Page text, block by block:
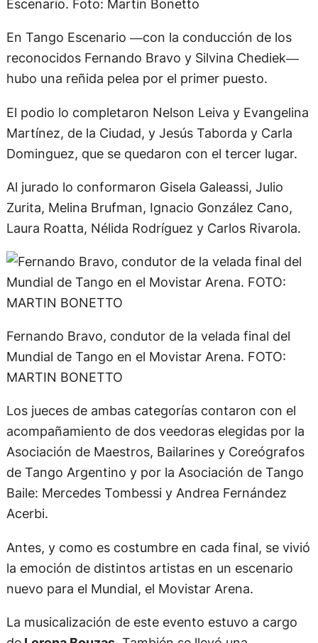
Escenario. Foto: Martín Bonetto
En Tango Escenario ―con la conducción de los
reconocidos Fernando Bravo y Silvina Chediek―
hubo una reñida pelea por el primer puesto.
El podio lo completaron Nelson Leiva y Evangelina
Martínez, de la Ciudad, y Jesús Taborda y Carla
Dominguez, que se quedaron con el tercer lugar.
Al jurado lo conformaron Gisela Galeassi, Julio
Zurita, Melina Brufman, Ignacio González Cano,
Laura Roatta, Nélida Rodríguez y Carlos Rivarola.
Fernando Bravo, condutor de la velada final del
Mundial de Tango en el Movistar Arena. FOTO:
MARTIN BONETTO
Los jueces de ambas categorías contaron con el
acompañamiento de dos veedoras elegidas por la
Asociación de Maestros, Bailarines y Coreógrafos
de Tango Argentino y por la Asociación de Tango
Baile: Mercedes Tombessi y Andrea Fernández
Acerbi.
Antes, y como es costumbre en cada final, se vivió
la emoción de distintos artistas en un escenario
nuevo para el Mundial, el Movistar Arena.
La musicalización de este evento estuvo a cargo